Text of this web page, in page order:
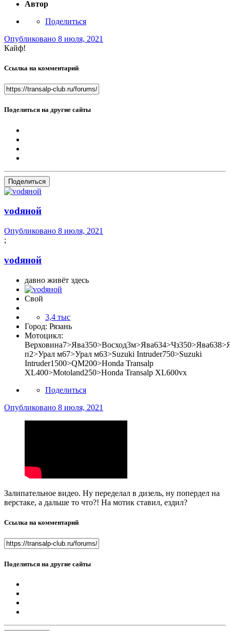
Автор
Поделиться
Опубликовано 8 июля, 2021
Кайф!
Ссылка на комментарий
Поделиться на другие сайты
Поделиться
vоdяной
Опубликовано 8 июля, 2021
;
vоdяной
давно живёт здесь
Свой
3,4 тыс
Город: Рязань
Мотоцикл:
п2>Урал м67>Урал м63>Suzuki Intruder750>Suzuki
Intruder1500>QM200>Honda Transalp
XL400>Motoland250>Honda Transalp XL600vx
Поделиться
Опубликовано 8 июля, 2021
Залипательное видео. Ну переделал в дизель, ну попердел на
верстаке, а дальше то что?! На мотик ставил, ездил?
Ссылка на комментарий
Поделиться на другие сайты